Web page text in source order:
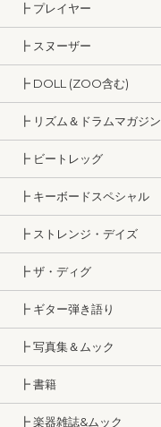
┣ プレイヤー
┣ スヌーザー
┣ DOLL (ZOO含む)
┣ リズム＆ドラムマガジン
┣ ビートレッグ
┣ キーボードスペシャル
┣ ストレンジ・デイズ
┣ ザ・ディグ
┣ ギター弾き語り
┣ 写真集＆ムック
┣ 書籍
┣ 楽器雑誌&ムック